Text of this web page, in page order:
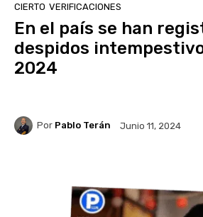
CIERTO VERIFICACIONES
En el país se han
despidos
2024
Por Pablo Terán Junio 11, 2024